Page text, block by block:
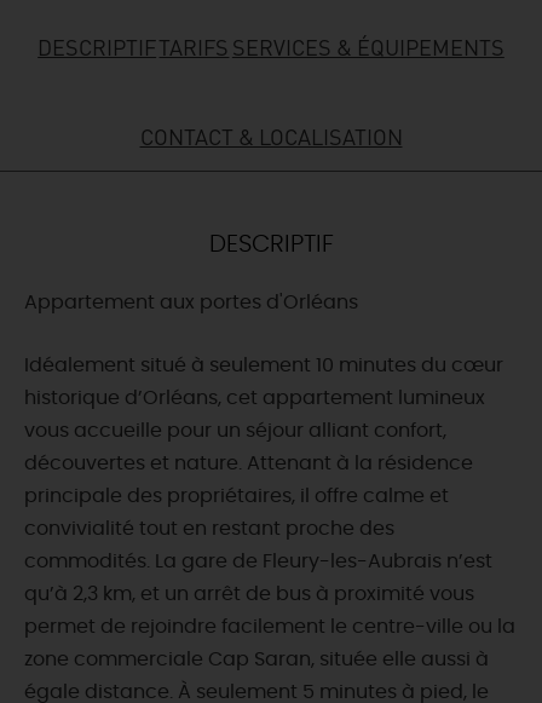
DEMAIN
CE WEEK-END
DESCRIPTIFTARIFS SERVICES & ÉQUIPEMENTS
CONTACT & LOCALISATION
DESCRIPTIF
Appartement aux portes d'Orléans
Idéalement situé à seulement 10 minutes du cœur
historique d’Orléans, cet appartement lumineux
vous accueille pour un séjour alliant confort,
découvertes et nature. Attenant à la résidence
principale des propriétaires, il offre calme et
convivialité tout en restant proche des
commodités. La gare de Fleury-les-Aubrais n’est
qu’à 2,3 km, et un arrêt de bus à proximité vous
permet de rejoindre facilement le centre-ville ou la
zone commerciale Cap Saran, située elle aussi à
égale distance. À seulement 5 minutes à pied, le